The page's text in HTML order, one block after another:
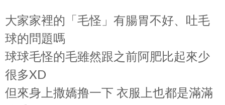
大家家裡的「毛怪」有腸胃不好、吐毛
球的問題嗎
球球毛怪的毛雖然跟之前阿肥比起來少
很多XD
但來身上撒嬌撸一下 衣服上也都是滿滿